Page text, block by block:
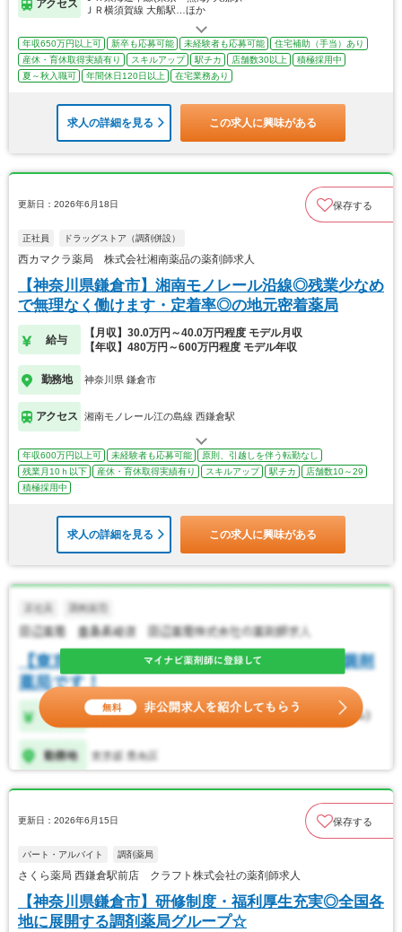
アクセス
ＪＲ横須賀線 大船駅…ほか
年収650万円以上可 新卒も応募可能 未経験者も応募可能
住宅補助（手当）あり
産休・育休取得実績有り
スキルアップ 駅チカ 店舗数30以上
積極採用中
夏～秋入職可
年間休日120日以上 在宅業務あり
求人の詳細を見る この求人に興味がある
更新日：2026年6月18日 保存する
正社員 ドラッグストア（調剤併設）
西カマクラ薬局 株式会社湘南薬品の薬剤師求人
【神奈川県鎌倉市】湘南モノレール沿線◎残業少なめ
で無理なく働けます・定着率◎の地元密着薬局
給与
【月収】30.0万円～40.0万円程度 モデル月収
【年収】480万円～600万円程度 モデル年収
勤務地 神奈川県 鎌倉市
アクセス 湘南モノレール江の島線 西鎌倉駅
年収600万円以上可 未経験者も応募可能
原則、引越しを伴う転勤なし
残業月10ｈ以下
産休・育休取得実績有り スキルアップ 駅チカ
店舗数10～29
積極採用中
求人の詳細を見る この求人に興味がある
更新日：2026年6月15日 保存する
パート・アルバイト 調剤薬局
さくら薬局 西鎌倉駅前店 クラフト株式会社の薬剤師求人
【神奈川県鎌倉市】研修制度・福利厚生充実◎全国各
地に展開する調剤薬局グループ☆